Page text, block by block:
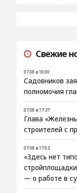
Свежие
07.08 в 18:00
Садовников
полномочия
07.08 в 17:37
Глава
строителей с
07.08 в 17:03
«Здесь нет
— о работе в